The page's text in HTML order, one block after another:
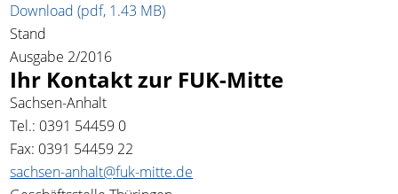
Download (pdf, 1.43 MB)
Stand
Ausgabe 2/2016
Ihr Kontakt zur FUK-Mitte
Sachsen-Anhalt
Tel.: 0391 54459 0
Fax: 0391 54459 22
sachsen-anhalt@fuk-mitte.de